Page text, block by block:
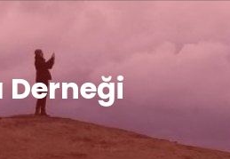
Derneği